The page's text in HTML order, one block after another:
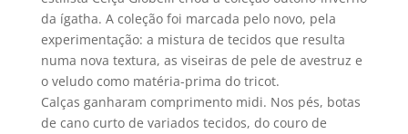
da ígatha. A coleção foi marcada pelo novo, pela
experimentação: a mistura de tecidos que resulta
numa nova textura, as viseiras de pele de avestruz e
o veludo como matéria-prima do tricot.
Calças ganharam comprimento midi. Nos pés, botas
de cano curto de variados tecidos, do couro de